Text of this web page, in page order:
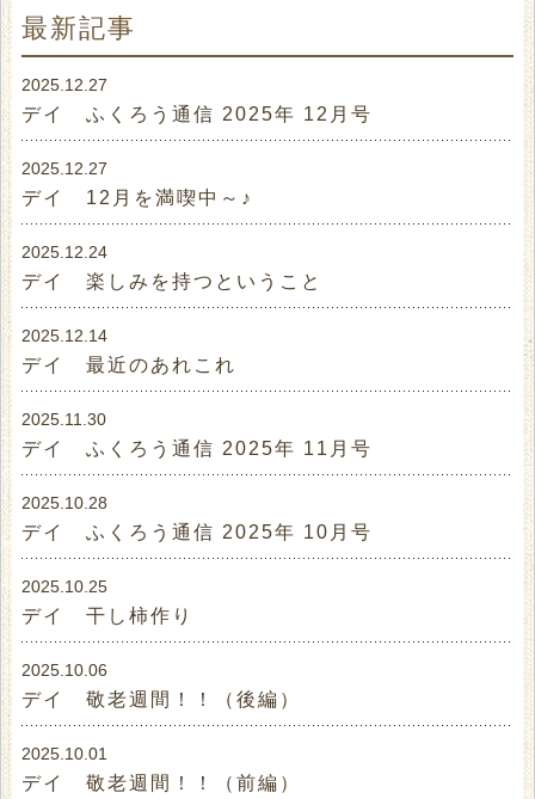
最新記事
2025.12.27
デイ ふくろう通信 2025年 12月号
2025.12.27
デイ 12月を満喫中～♪
2025.12.24
デイ 楽しみを持つということ
2025.12.14
デイ 最近のあれこれ
2025.11.30
デイ ふくろう通信 2025年 11月号
2025.10.28
デイ ふくろう通信 2025年 10月号
2025.10.25
デイ 干し柿作り
2025.10.06
デイ 敬老週間！！（後編）
2025.10.01
デイ 敬老週間！！（前編）